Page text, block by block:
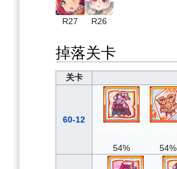
R27 R26
掉落关卡
关卡
60-12
54% 54%